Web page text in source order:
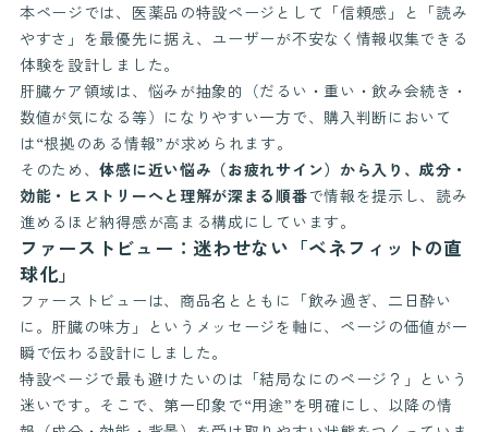
本ページでは、医薬品の特設ページとして「信頼感」と「読み
やすさ」を最優先に据え、ユーザーが不安なく情報収集できる
体験を設計しました。
肝臓ケア領域は、悩みが抽象的（だるい・重い・飲み会続き・
数値が気になる等）になりやすい一方で、購入判断において
は“根拠のある情報”が求められます。
そのため、体感に近い悩み（お疲れサイン）から入り、成分・
効能・ヒストリーへと理解が深まる順番で情報を提示し、読み
進めるほど納得感が高まる構成にしています。
ファーストビュー：迷わせない「ベネフィットの直
球化」
ファーストビューは、商品名とともに「飲み過ぎ、二日酔い
に。肝臓の味方」というメッセージを軸に、ページの価値が一
瞬で伝わる設計にしました。
特設ページで最も避けたいのは「結局なにのページ？」という
迷いです。そこで、第一印象で“用途”を明確にし、以降の情